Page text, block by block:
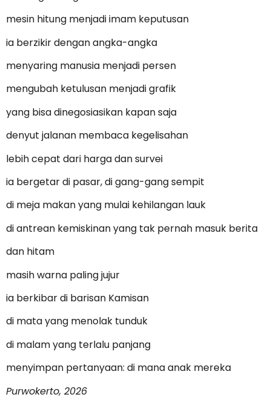
mesin hitung menjadi imam keputusan
ia berzikir dengan angka-angka
menyaring manusia menjadi persen
mengubah ketulusan menjadi grafik
yang bisa dinegosiasikan kapan saja
denyut jalanan membaca kegelisahan
lebih cepat dari harga dan survei
ia bergetar di pasar, di gang-gang sempit
di meja makan yang mulai kehilangan lauk
di antrean kemiskinan yang tak pernah masuk berita
dan hitam
masih warna paling jujur
ia berkibar di barisan Kamisan
di mata yang menolak tunduk
di malam yang terlalu panjang
menyimpan pertanyaan: di mana anak mereka
Purwokerto, 2026